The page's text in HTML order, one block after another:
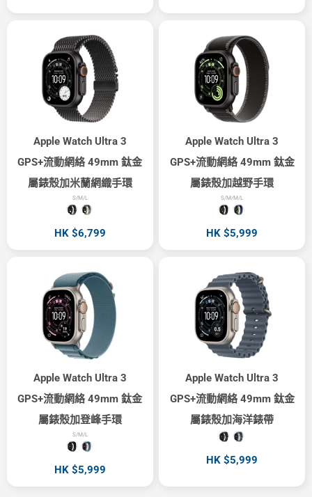
Apple Watch Ultra 3
GPS+流動網絡 49mm 鈦金
屬錶殼加米蘭網織手環
S/M/L
HK $6,799
Apple Watch Ultra 3
GPS+流動網絡 49mm 鈦金
屬錶殼加越野手環
S/M/M/L
HK $5,999
Apple Watch Ultra 3
GPS+流動網絡 49mm 鈦金
屬錶殼加登峰手環
S/M/L
HK $5,999
Apple Watch Ultra 3
GPS+流動網絡 49mm 鈦金
屬錶殼加海洋錶帶
HK $5,999